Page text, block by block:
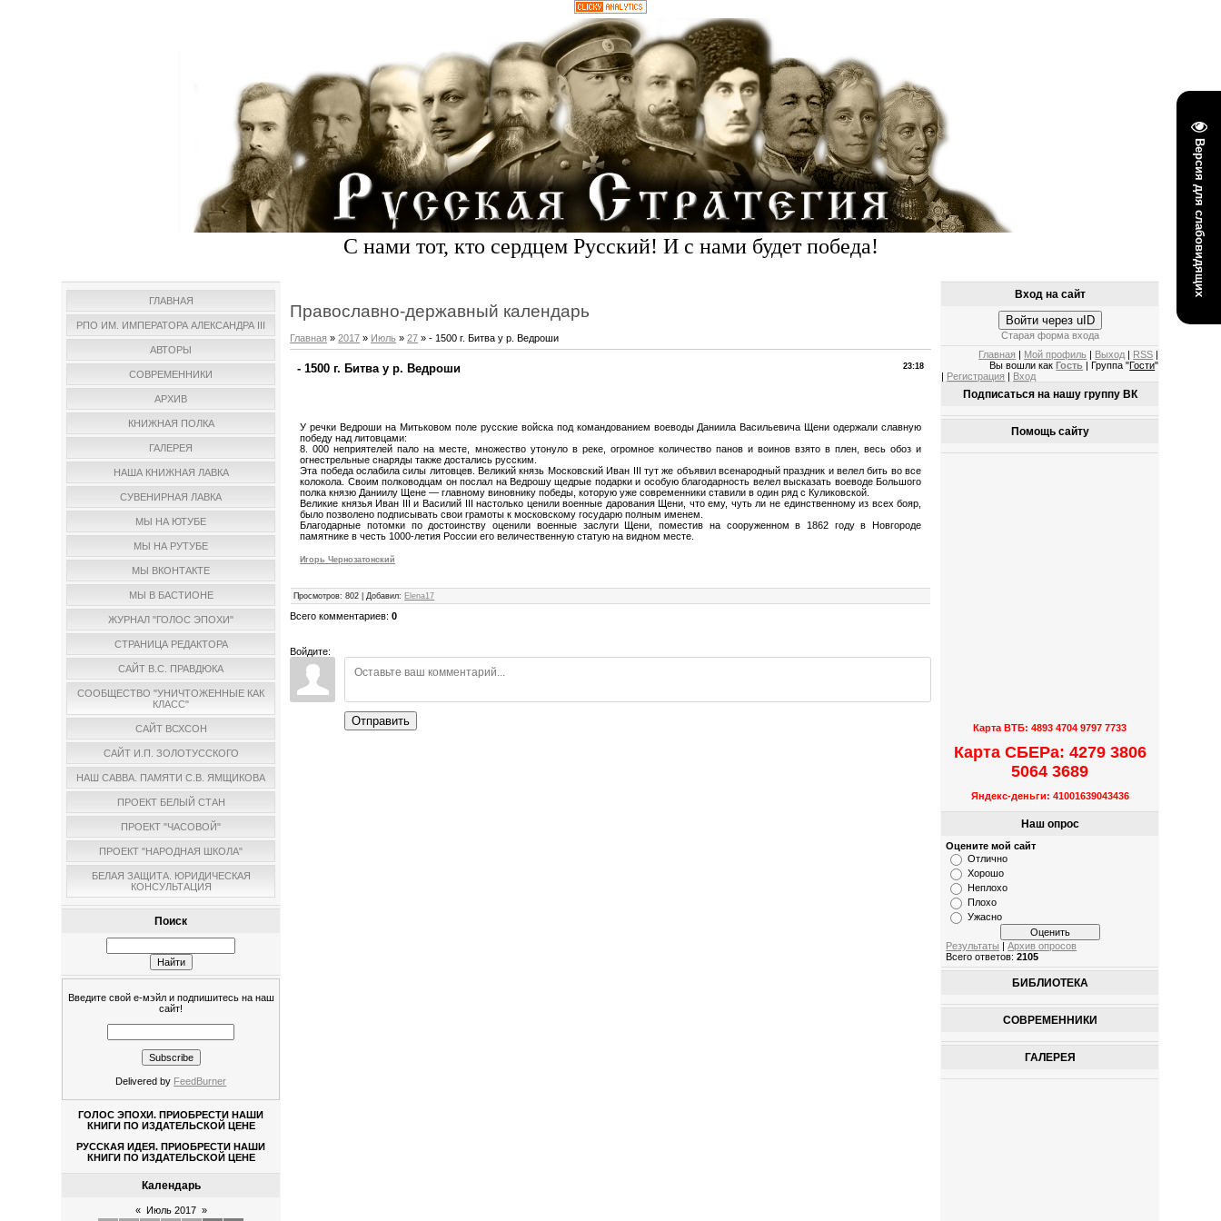
Версия для слабовидящих
С нами тот, кто сердцем Русский! И с нами будет победа!
ГЛАВНАЯ
РПО ИМ. ИМПЕРАТОРА АЛЕКСАНДРА III
АВТОРЫ
СОВРЕМЕННИКИ
АРХИВ
КНИЖНАЯ ПОЛКА
ГАЛЕРЕЯ
НАША КНИЖНАЯ ЛАВКА
СУВЕНИРНАЯ ЛАВКА
МЫ НА ЮТУБЕ
МЫ НА РУТУБЕ
МЫ ВКОНТАКТЕ
МЫ В БАСТИОНЕ
ЖУРНАЛ "ГОЛОС ЭПОХИ"
СТРАНИЦА РЕДАКТОРА
САЙТ В.С. ПРАВДЮКА
СООБЩЕСТВО "УНИЧТОЖЕННЫЕ КАК
КЛАСС"
САЙТ ВСХСОН
САЙТ И.П. ЗОЛОТУССКОГО
НАШ САВВА. ПАМЯТИ С.В. ЯМЩИКОВА
ПРОЕКТ БЕЛЫЙ СТАН
ПРОЕКТ "ЧАСОВОЙ"
ПРОЕКТ "НАРОДНАЯ ШКОЛА"
БЕЛАЯ ЗАЩИТА. ЮРИДИЧЕСКАЯ
КОНСУЛЬТАЦИЯ
Поиск
Введите свой е-мэйл и подпишитесь на наш
сайт!
Delivered by FeedBurner
ГОЛОС ЭПОХИ. ПРИОБРЕСТИ НАШИ
КНИГИ ПО ИЗДАТЕЛЬСКОЙ ЦЕНЕ
РУССКАЯ ИДЕЯ. ПРИОБРЕСТИ НАШИ
КНИГИ ПО ИЗДАТЕЛЬСКОЙ ЦЕНЕ
Календарь
« Июль 2017 »
Православно-державный календарь
Главная »2017 » Июль » 27 » - 1500 г. Битва у р. Ведроши
23:18
- 1500 г. Битва у р. Ведроши
У речки Ведроши на Митьковом поле русские войска под командованием воеводы Даниила Васильевича Щени одержали славную
победу над литовцами:
8. 000 неприятелей пало на месте, множество утонуло в реке, огромное количество панов и воинов взято в плен, весь обоз и
огнестрельные снаряды также достались русским.
Эта победа ослабила силы литовцев. Великий князь Московский Иван III тут же объявил всенародный праздник и велел бить во все
колокола. Своим полководцам он послал на Ведрошу щедрые подарки и особую благодарность велел высказать воеводе Большого
полка князю Даниилу Щене — главному виновнику победы, которую уже современники ставили в один ряд с Куликовской.
Великие князья Иван III и Василий III настолько ценили военные дарования Щени, что ему, чуть ли не единственному из всех бояр,
было позволено подписывать свои грамоты к московскому государю полным именем.
Благодарные потомки по достоинству оценили военные заслуги Щени, поместив на сооруженном в 1862 году в Новгороде
памятнике в честь 1000-летия России его величественную статую на видном месте.
Игорь Чернозатонский
Просмотров: 802 |Добавил: Elena17
Всего комментариев:0
Войдите:
Отправить
Вход на сайт
Войти через uID
Старая форма входа
Главная
Мой профиль Выход RSS
Вы вошли как Гость | Группа "Гости"
Регистрация Вход
Подписаться на нашу группу ВК
Помощь сайту
Карта ВТБ: 4893 4704 9797 7733
Карта СБЕРа: 4279 3806
5064 3689
Яндекс-деньги: 41001639043436
Наш опрос
Оцените мой сайт
Отлично
Хорошо
Неплохо
Плохо
Ужасно
Результаты |Архив опросов
Всего ответов:2105
БИБЛИОТЕКА
СОВРЕМЕННИКИ
ГАЛЕРЕЯ